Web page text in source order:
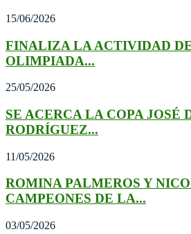
15/06/2026
FINALIZA LA ACTIVIDAD
OLIMPIADA...
25/05/2026
SE ACERCA LA COPA JOSÉ
RODRÍGUEZ...
11/05/2026
ROMINA PALMEROS Y
CAMPEONES DE LA...
03/05/2026